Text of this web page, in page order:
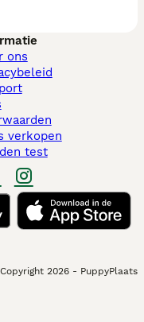
ons
verkopen
test
2026 - PuppyPlaats